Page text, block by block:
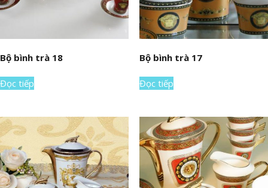
Bộ bình trà 18
Đọc tiếp
Bộ bình trà 17
Đọc tiếp